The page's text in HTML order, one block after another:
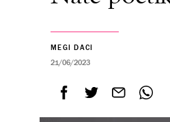
MEGI DACI
21/06/2023